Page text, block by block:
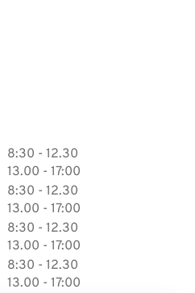
8:30 tot
- 12.30
13.00 tot
- 17:00
8:30 tot
- 12.30
13.00 tot
- 17:00
8:30 tot
- 12.30
13.00 tot
- 17:00
8:30 tot
- 12.30
13.00 tot
- 17:00